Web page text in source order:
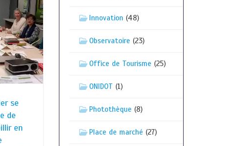
se
de
en
Innovation (48)
Observatoire (23)
Office de Tourisme (25)
ONIDOT (1)
Photothèque (8)
Place de marché (27)